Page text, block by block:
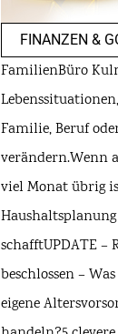
FINANZEN &
FamilienBüro
Familie, Beruf
verändern.Wenn
viel Monat übrig
schafftUPDATE –
beschlossen –
eigene